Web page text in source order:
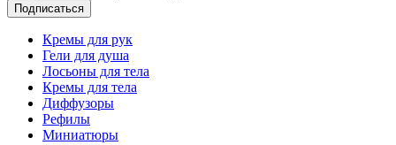
Подписаться
Кремы для рук
Гели для душа
Лосьоны для тела
Кремы для тела
Диффузоры
Рефилы
Миниатюры